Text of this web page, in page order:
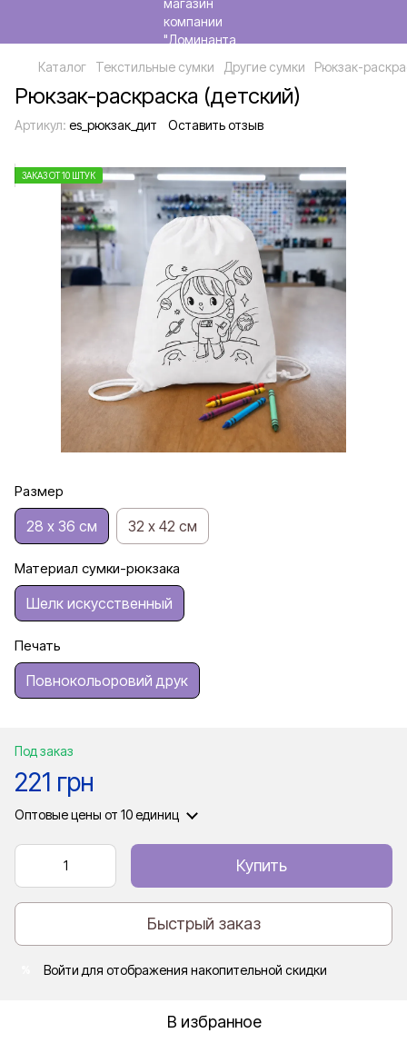
Каталог Текстильные сумки Другие сумки Рюкзак-
Рюкзак-раскраска (детский)
Артикул: es_рюкзак_дит Оставить отзыв
ЗАКАЗ ОТ 10 ШТУК
Размер
28 х 36 см 32 х 42 см
Материал сумки-рюкзака
Шелк искусственный
Печать
Повнокольоровий друк
Под заказ
221 грн
Оптовые цены от 10 единиц
Купить
Быстрый заказ
Войти для отображения накопительной скидки
В избранное